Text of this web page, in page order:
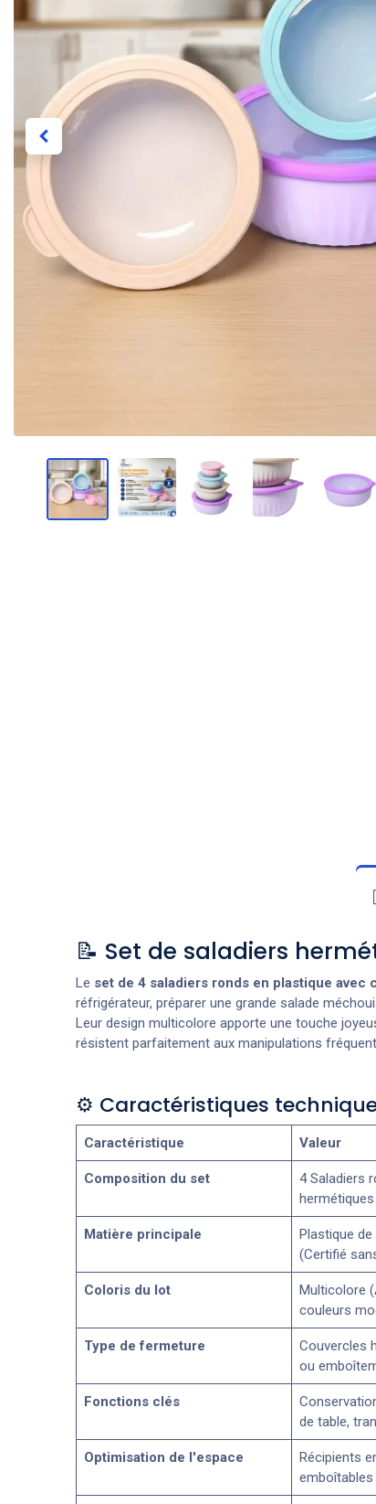
📝 Set de saladiers
Le set de 4 saladiers ronds en plastique avec
réfrigérateur, préparer une grande salade
Leur design multicolore apporte une touche
résistent parfaitement aux manipulations
⚙️ Caractéristiques
Caractéristique Valeur
Composition du set
4 Saladiers
Matière principale
Plastique
(Certifié
Coloris du lot
Multicolore
couleurs
Type de fermeture
Couvercles
ou
Fonctions clés
de table,
Optimisation de l'espace
Récipients
emboîtables